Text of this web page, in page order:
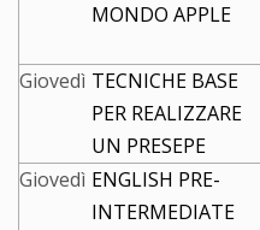
MONDO APPLE
Giovedì TECNICHE BASE
PER REALIZZARE
UN PRESEPE
Giovedì ENGLISH PRE-
INTERMEDIATE